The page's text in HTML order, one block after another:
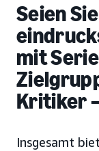
Seien
mit
Kritiker
Insgesamt